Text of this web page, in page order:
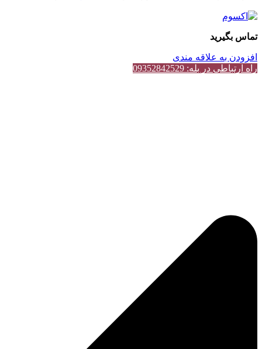
تماس بگیرید
افزودن به علاقه مندی
راه ارتباطی در بله: 09352842529